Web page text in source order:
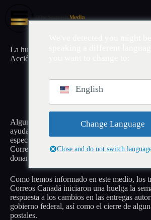
contenido
La huelga de Correos Canadá pone en
Acción de Gracias para organizaciones
octubre 2, 2025 Canadá PD
Algunas organizaciones benéficas que
ayudar a los más necesitados, principalmente
especiales, están preocupadas debido a la
Correos Canadá, que podría poner en
donantes.
Como hemos informado en este medio, los
Correos Canadá iniciaron una huelga la
respuesta a los cambios en las entregas
gobierno federal, así como el cierre de
postales.
English
Change Language
Close and do not switch